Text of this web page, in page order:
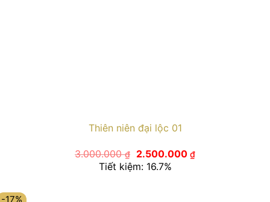
Thiên niên đại lộc 01
3.000.000₫
Giá
gốc
là:
2.500.000 ₫Giá
hiện
Tiết kiệm: 16.7%
-17%